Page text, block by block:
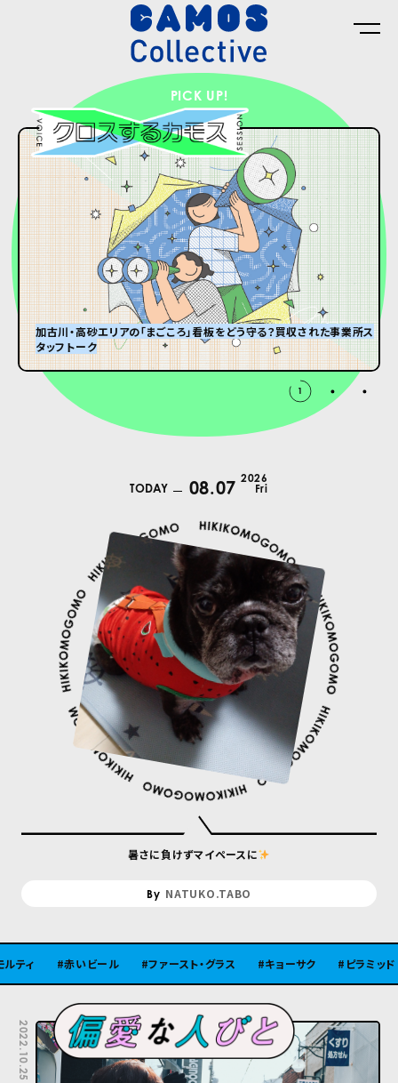
PICK UP!
加古川・高砂エリアの「まごころ」看板をどう守る？買収された事業所ス
タッフトーク
グランパはオズウェル・E・スペンサー
#8 ひんやり冷たい大きなダンボール箱が届くまで。
2
TODAY 08.07 2026
Fri
暑さに負けずマイペースに
NATUKO.TABO
赤いビール ファースト・グラス キョーサク ピラミッド 古
2022.10.25